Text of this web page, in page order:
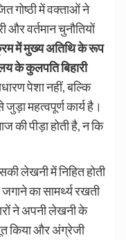
गोष्ठी में वक्ताओं ने
और वर्तमान चुनौतियों
में मुख्य अतिथि के रूप
के कुलपति बिहारी
पेशा नहीं, बल्कि
महत्वपूर्ण कार्य है।
की पीड़ा होती है, न कि
लेखनी में निहित होती
का सामर्थ्य रखती
ने अपनी लेखनी के
किया और अंग्रेजी